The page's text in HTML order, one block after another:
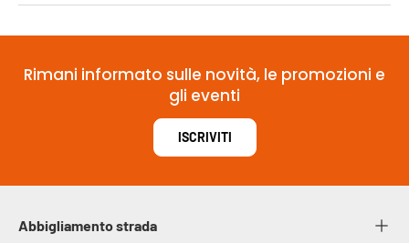
Rimani informato sulle novità, le promozioni e
gli eventi
ISCRIVITI
Abbigliamento strada